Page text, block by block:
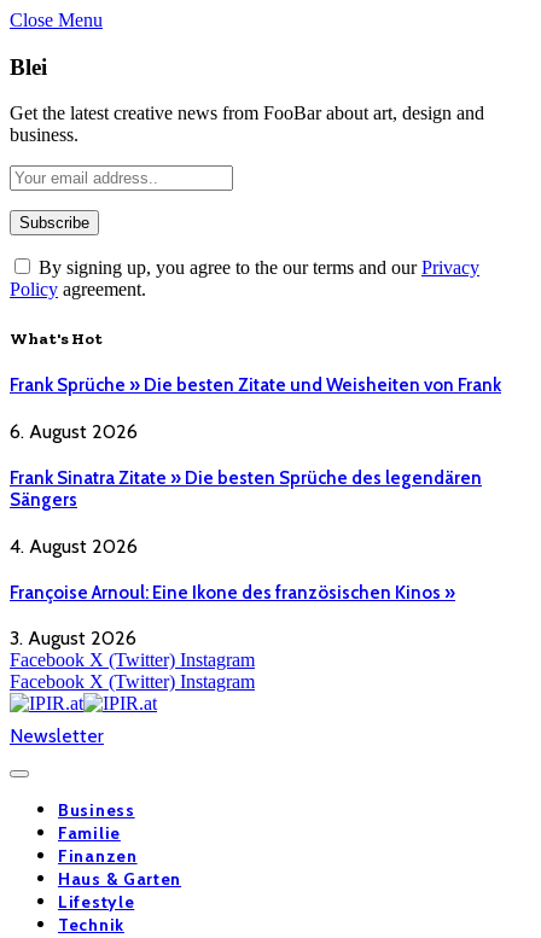
Close Menu
Blei
Get the latest creative news from FooBar about art, design and
business.
By signing up, you agree to the our terms and ourPrivacy
Policy agreement.
What's Hot
Frank Sprüche » Die besten Zitate und Weisheiten von Frank
6. August 2026
Frank Sinatra Zitate » Die besten Sprüche des legendären
Sängers
4. August 2026
Françoise Arnoul: Eine Ikone des französischen Kinos »
3. August 2026
Facebook X (Twitter) Instagram
Facebook X (Twitter) Instagram
Newsletter
Business
Familie
Finanzen
Haus & Garten
Lifestyle
Technik